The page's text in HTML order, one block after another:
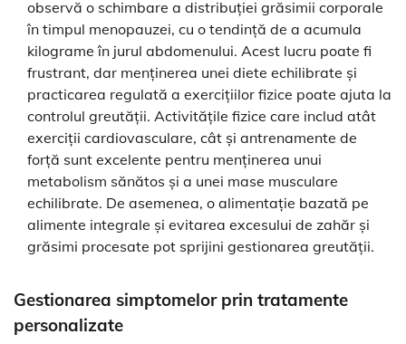
observă o schimbare a distribuției grăsimii corporale
în timpul menopauzei, cu o tendință de a acumula
kilograme în jurul abdomenului. Acest lucru poate fi
frustrant, dar menținerea unei diete echilibrate și
practicarea regulată a exercițiilor fizice poate ajuta la
controlul greutății. Activitățile fizice care includ atât
exerciții cardiovasculare, cât și antrenamente de
forță sunt excelente pentru menținerea unui
metabolism sănătos și a unei mase musculare
echilibrate. De asemenea, o alimentație bazată pe
alimente integrale și evitarea excesului de zahăr și
grăsimi procesate pot sprijini gestionarea greutății.
Gestionarea simptomelor prin tratamente
personalizate